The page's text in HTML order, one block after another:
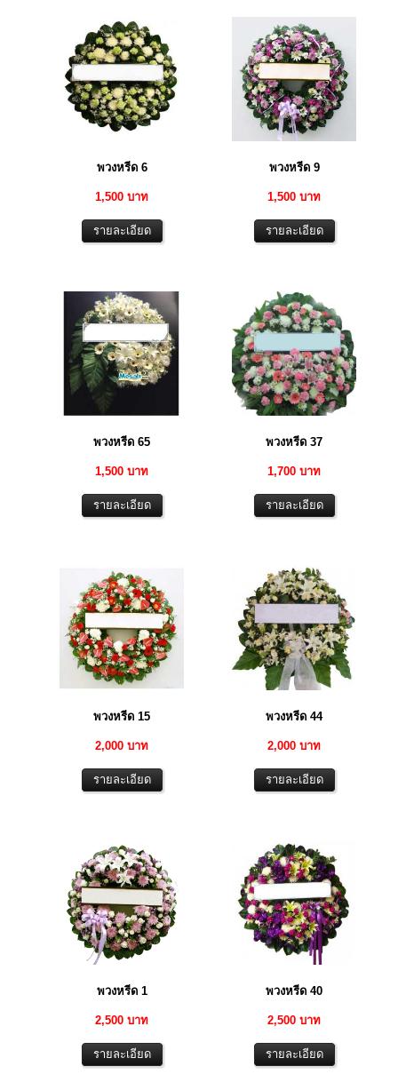
พวงหรีด 6
1,500 บาท
พวงหรีด 9
1,500 บาท
พวงหรีด 65
1,500 บาท
พวงหรีด 37
1,700 บาท
พวงหรีด 15
2,000 บาท
พวงหรีด 44
2,000 บาท
พวงหรีด 1
2,500 บาท
พวงหรีด 40
2,500 บาท